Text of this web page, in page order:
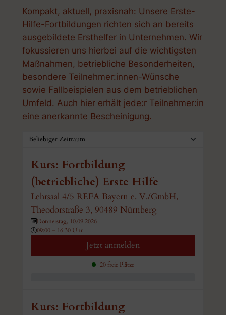
Kompakt, aktuell, praxisnah: Unsere Erste-
Hilfe-Fortbildungen richten sich an bereits
ausgebildete Ersthelfer in Unternehmen. Wir
fokussieren uns hierbei auf die wichtigsten
Maßnahmen, betriebliche Besonderheiten,
besondere Teilnehmer:innen-Wünsche
sowie Fallbeispielen aus dem betrieblichen
Umfeld. Auch hier erhält jede:r Teilnehmer:in
eine anerkannte Bescheinigung.
Donnerstag, 10.09.2026
09:00 – 16:30 Uhr
Kurs: Fortbildung
(betriebliche) Erste Hilfe
Lehrsaal 4/5 REFA Bayern e. V./GmbH,
Theodorstraße 3, 90489 Nürnberg
Jetzt anmelden
20 freie Plätze
Kurs: Fortbildung